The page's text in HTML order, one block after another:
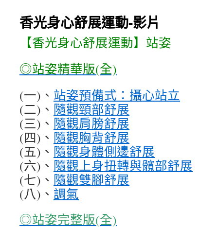
香光身心舒展運動-影片
【香光身心舒展運動】站姿
◎站姿精華版(全)
(一)、 站姿預備式：攝心站立
(二)、 隨觀頸部舒展
(三)、 隨觀肩膀舒展
(四)、 隨觀胸背舒展
(五)、 隨觀身體側邊舒展
(六)、 隨觀上身扭轉與髖部舒展
(七)、 隨觀雙腳舒展
(八)、 調氣
◎站姿完整版(全)